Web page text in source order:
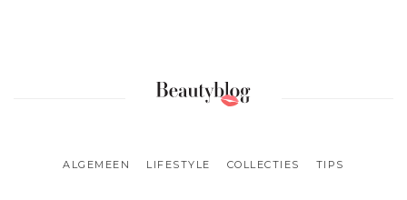
ALGEMEEN LIFESTYLE COLLECTIES TIPS